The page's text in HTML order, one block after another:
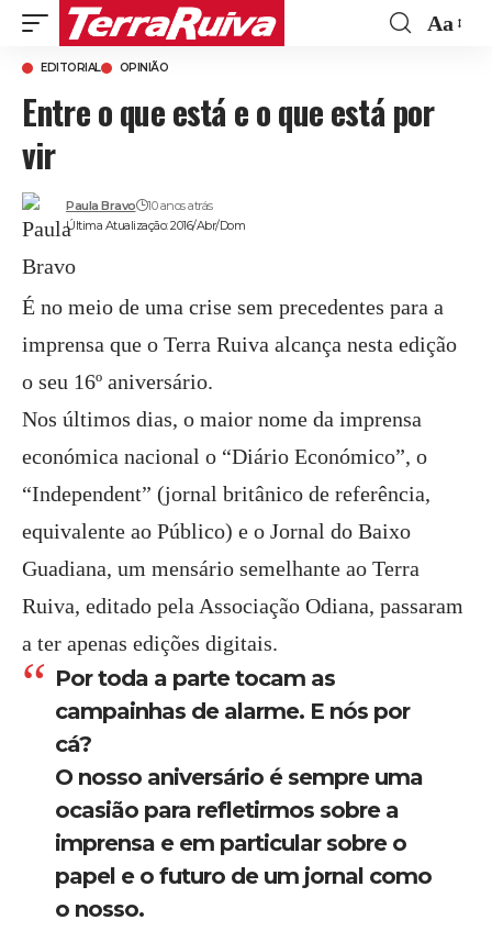
Aa
EDITORIAL OPINIÃO
Entre o que está e o que está por
vir
Última Atualização: 2016/Abr/Dom
Paula Bravo 10 anos atrás
É no meio de uma crise sem precedentes para a
imprensa que o Terra Ruiva alcança nesta edição
o seu 16º aniversário.
Nos últimos dias, o maior nome da imprensa
económica nacional o “Diário Económico”, o
“Independent” (jornal britânico de referência,
equivalente ao Público) e o Jornal do Baixo
Guadiana, um mensário semelhante ao Terra
Ruiva, editado pela Associação Odiana, passaram
a ter apenas edições digitais.
Por toda a parte tocam as
campainhas de alarme. E nós por
cá?
O nosso aniversário é sempre uma
ocasião para refletirmos sobre a
imprensa e em particular sobre o
papel e o futuro de um jornal como
o nosso.